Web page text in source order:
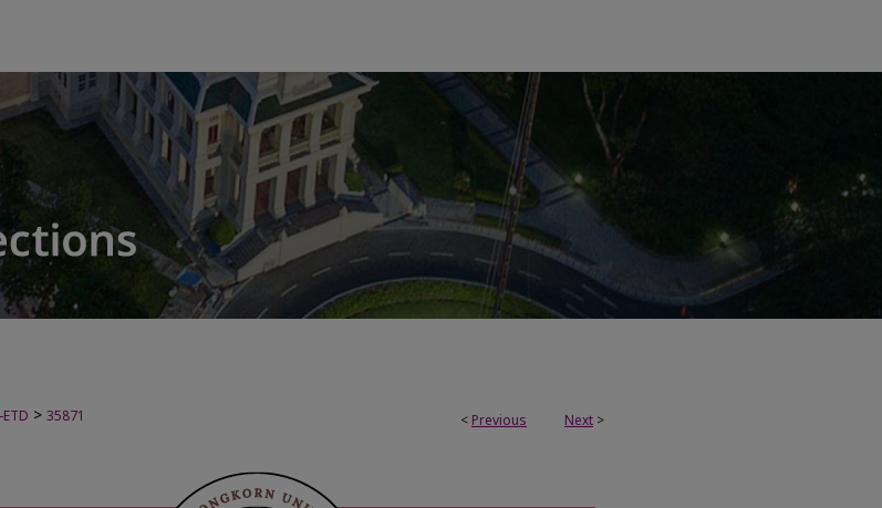
< Previous Next >
> 35871